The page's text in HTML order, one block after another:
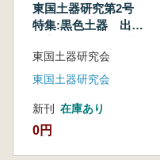
東国土器研究第2号
特集:黒色土器 出現
ル)
東国土器研究会
東国土器研究会
新刊 在庫あり
0円